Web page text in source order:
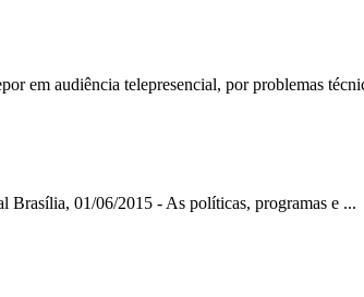
em audiência telepresencial, por problemas
Brasília, 01/06/2015 - As políticas, programas e ...